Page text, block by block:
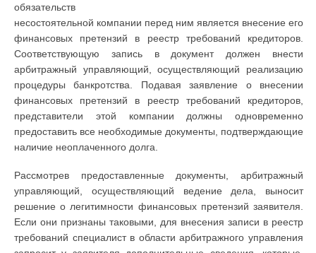
обязательств
несостоятельной компании перед ним является внесение его
финансовых претензий в реестр требований кредиторов.
Соответствующую запись в документ должен внести
арбитражный управляющий, осуществляющий реализацию
процедуры банкротства. Подавая заявление о внесении
финансовых претензий в реестр требований кредиторов,
представители этой компании должны одновременно
предоставить все необходимые документы, подтверждающие
наличие неоплаченного долга.
Рассмотрев предоставленные документы, арбитражный
управляющий, осуществляющий ведение дела, выносит
решение о легитимности финансовых претензий заявителя.
Если они признаны таковыми, для внесения записи в реестр
требований специалист в области арбитражного управления